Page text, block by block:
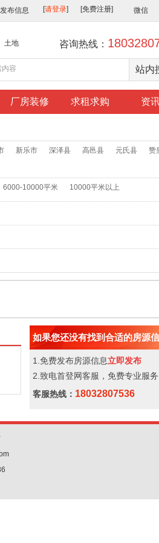
布信息 微信
土地 咨询热线：
厂房装修 求租求购 资
新乐市 深泽县 高邑县 元氏县 赞
6000-10000平米 10000平米以上
如果您还没有找到合适的房源
1.免费发布房源信息立即发布
2.致电首登网客服，免费专业服务
客服热线： 18032807536